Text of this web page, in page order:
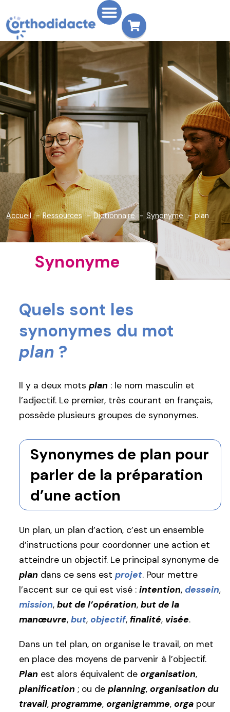
Accueil Ressources Dictionnaire Synonyme plan
Synonyme
Quels sont les
synonymes du mot
plan ?
Il y a deux mots plan : le nom masculin et
l’adjectif. Le premier, très courant en français,
possède plusieurs groupes de synonymes.
Synonymes de plan pour
parler de la préparation
d’une action
Un plan, un plan d’action, c’est un ensemble
d’instructions pour coordonner une action et
atteindre un objectif. Le principal synonyme de
plan dans ce sens est projet. Pour mettre
l’accent sur ce qui est visé : intention, dessein,
mission, but de l’opération, but de la
manœuvre, but, objectif, finalité, visée.
Dans un tel plan, on organise le travail, on met
en place des moyens de parvenir à l’objectif.
Plan est alors équivalent de organisation,
planification ; ou de planning, organisation du
travail, programme, organigramme, orga pour